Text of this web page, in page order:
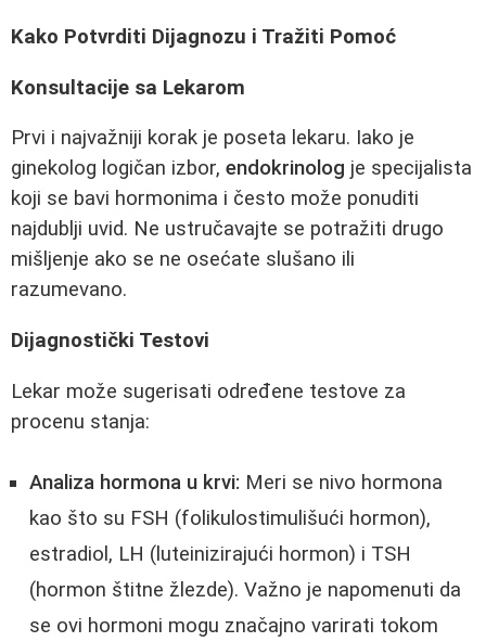
Kako Potvrditi Dijagnozu i Tražiti Pomoć
Konsultacije sa Lekarom
Prvi i najvažniji korak je poseta lekaru. Iako je
ginekolog logičan izbor, endokrinolog je specijalista
koji se bavi hormonima i često može ponuditi
najdublji uvid. Ne ustručavajte se potražiti drugo
mišljenje ako se ne osećate slušano ili
razumevano.
Dijagnostički Testovi
Lekar može sugerisati određene testove za
procenu stanja:
Analiza hormona u krvi: Meri se nivo hormona
kao što su FSH (folikulostimulišući hormon),
estradiol, LH (luteinizirajući hormon) i TSH
(hormon štitne žlezde). Važno je napomenuti da
se ovi hormoni mogu značajno varirati tokom